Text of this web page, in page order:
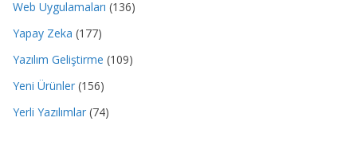
Web Uygulamaları (136)
Yapay Zeka (177)
Yazılım Geliştirme (109)
Yeni Ürünler (156)
Yerli Yazılımlar (74)